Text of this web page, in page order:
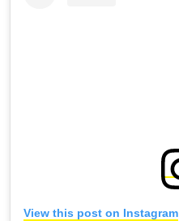
View this post on Instagram